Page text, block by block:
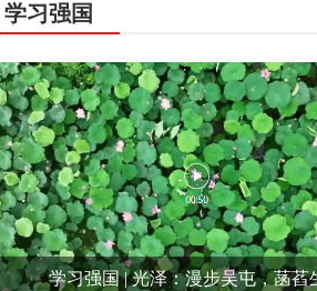
学习强国
学习强国 | 光泽：漫步吴屯，菡萏